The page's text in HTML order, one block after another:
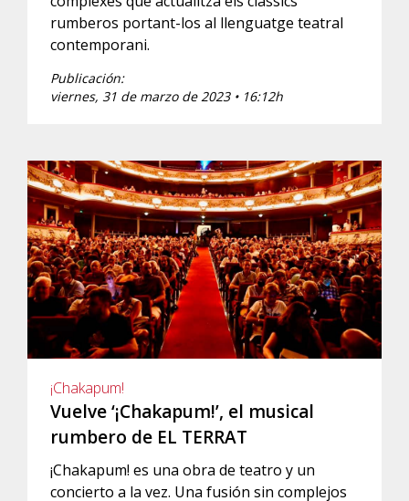
rumberos portant-los al llenguatge teatral
contemporani.
Publicación:
viernes, 31 de marzo de 2023 • 16:12h
¡Chakapum!
Vuelve ‘¡Chakapum!’, el musical
rumbero de EL TERRAT
¡Chakapum! es una obra de teatro y un
concierto a la vez. Una fusión sin complejos